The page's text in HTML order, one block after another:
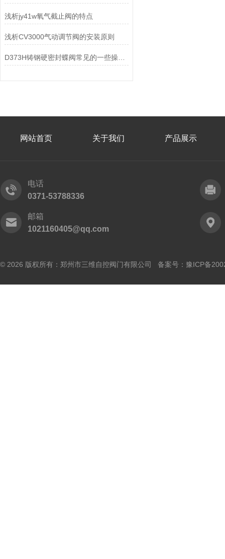
浅析jy41w氧气截止阀的特点
浅析CV3000气动调节阀的安装原则
D373H铸钢硬密封蝶阀常见的一些操作问题
网站首页 关于我们 产品展示
电话
0371-53788336
邮箱
1021160405@qq.com
© 2026 版权所有：郑州市三维自控阀门有限公司 备案号： 豫ICP备